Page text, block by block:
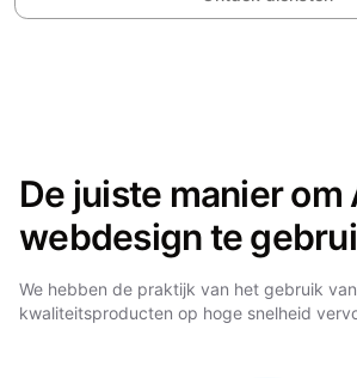
De juiste manier om
webdesign te
We hebben de praktijk van het gebruik
kwaliteitsproducten op hoge snelheid